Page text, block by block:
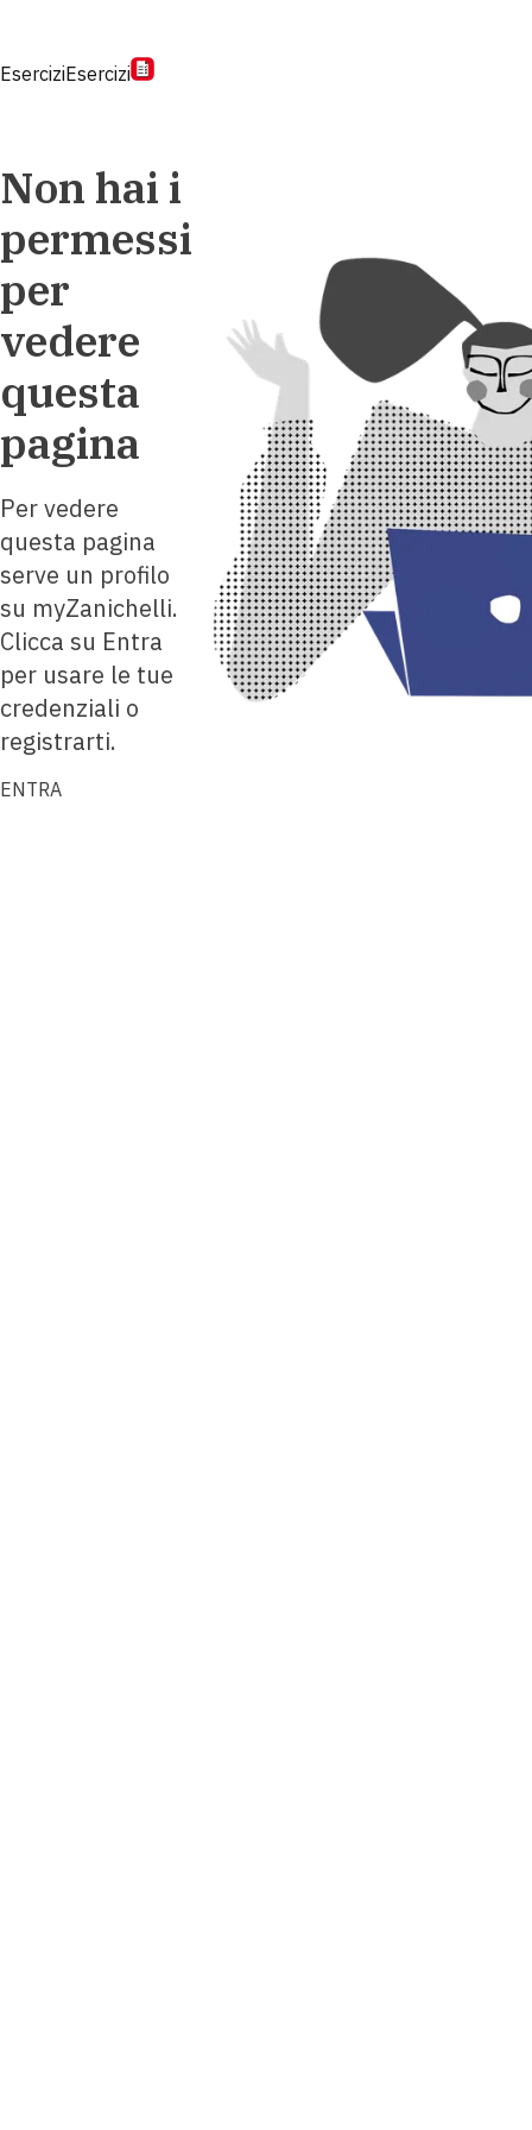
EserciziEsercizi
Non hai i
permessi
per
vedere
questa
pagina
Per vedere
questa pagina
serve un profilo
su myZanichelli.
Clicca su Entra
per usare le tue
credenziali o
registrarti.
ENTRA